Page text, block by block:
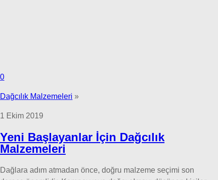
0
Dağcılık Malzemeleri »
1 Ekim 2019
Yeni Başlayanlar İçin Dağcılık
Malzemeleri
Dağlara adım atmadan önce, doğru malzeme seçimi son